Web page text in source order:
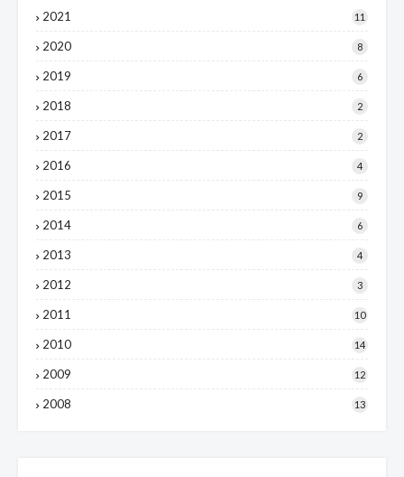
2021 11
2020 8
2019 6
2018 2
2017 2
2016 4
2015 9
2014 6
2013 4
2012 3
2011 10
2010 14
2009 12
2008 13